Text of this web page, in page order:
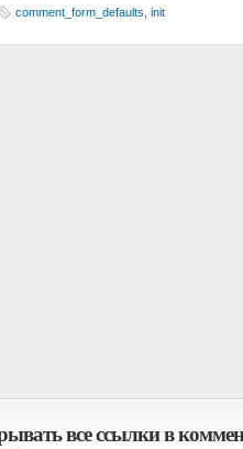
comment_form_defaults init
все ссылки в